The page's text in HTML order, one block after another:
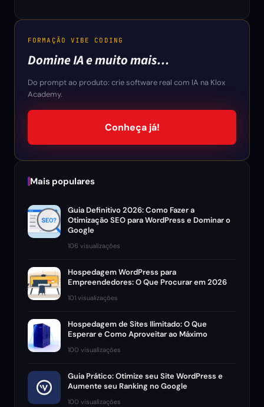
FORMAÇÃO VIBE CODING
Domine IA e muito mais…
Do prompt ao produto: crie software real com IA na Klox
Academy.
Conheça já!
Mais populares
Guia Definitivo 2026: Como Fazer a
Otimização SEO para WordPress e Dominar o
Google
106 visualizações
Hospedagem WordPress para
Empreendedores: O Que Procurar em 2026
101 visualizações
Hospedagem de Sites Ilimitado: O Que
Esperar e Como Aproveitar ao Máximo
100 visualizações
Guia Prático: Otimize seu Site WordPress e
Aumente seu Ranking no Google
100 visualizações